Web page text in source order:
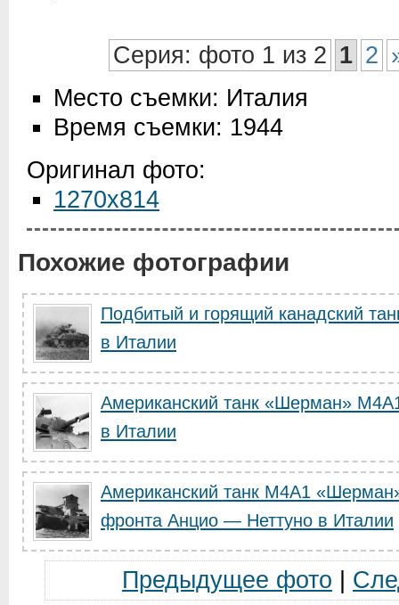
Серия: фото 1 из 2 1 2
Место съемки: Италия
Время съемки: 1944
Оригинал фото:
1270x814
Похожие фотографии
Подбитый и горящий канадский
в Италии
Американский танк «Шерман»
в Италии
Американский танк M4A1
фронта Анцио — Неттуно в Италии
Предыдущее фото